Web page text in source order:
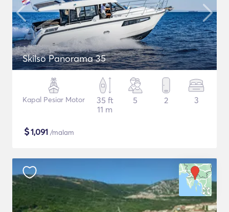
Skilso Panorama 35
Kapal Pesiar Motor
35 ft
11 m
5 2 3
$1,091 /malam